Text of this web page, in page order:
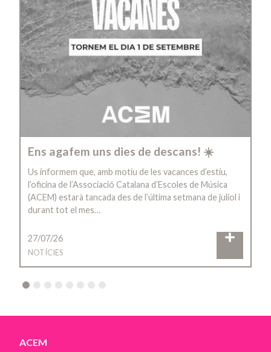
Ens agafem uns dies de descans! ☀️
Us informem que, amb motiu de les vacances d’estiu,
l’oficina de l’Associació Catalana d’Escoles de Música
(ACEM) estarà tancada des de l’última setmana de juliol i
durant tot el mes…
27/07/26
NOTÍCIES
4 5 6 7 8
ACEM